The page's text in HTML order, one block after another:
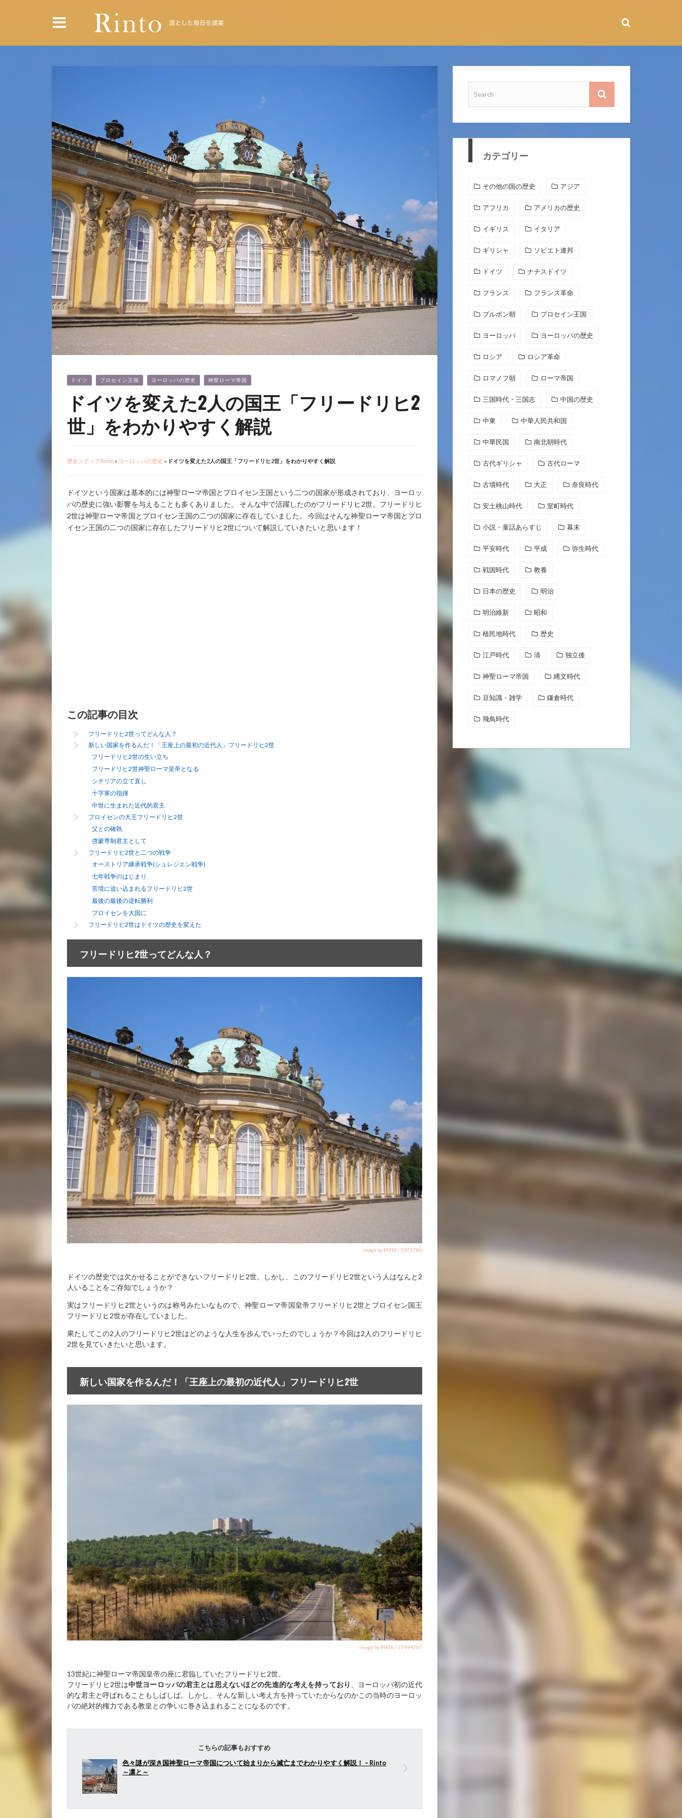
ドイツ プロセイン王国 ヨーロッパの歴史 神聖ローマ帝国
ドイツを変えた2人の国王「フリードリヒ2
世」をわかりやすく解説
歴史メディアRinto » ヨーロッパの歴史 » ドイツを変えた2人の国王「フリードリヒ2世」をわかりやすく解説
ドイツという国家は基本的には神聖ローマ帝国とプロイセン王国という二つの国家が形成されており、ヨーロッ
パの歴史に強い影響を与えることも多くありました。 そんな中で活躍したのがフリードリヒ2世。フリードリヒ
2世は神聖ローマ帝国とプロイセン王国の二つの国家に存在していました。 今回はそんな神聖ローマ帝国とプロ
イセン王国の二つの国家に存在したフリードリヒ2世について解説していきたいと思います！
この記事の目次
フリードリヒ2世ってどんな人？
新しい国家を作るんだ！「王座上の最初の近代人」フリードリヒ2世
フリードリヒ2世の生い立ち
フリードリヒ2世神聖ローマ皇帝となる
シチリアの立て直し
十字軍の指揮
中世に生まれた近代的君主
プロイセンの大王フリードリヒ2世
父との確執
啓蒙専制君主として
フリードリヒ2世と二つの戦争
オーストリア継承戦争(シュレジエン戦争)
七年戦争のはじまり
苦境に追い込まれるフリードリヒ2世
最後の最後の逆転勝利
プロイセンを大国に
フリードリヒ2世はドイツの歴史を変えた
フリードリヒ2世ってどんな人？
image by PIXTA / 3471780
ドイツの歴史では欠かせることができないフリードリヒ2世。しかし、このフリードリヒ2世という人はなんと2
人いることをご存知でしょうか？
実はフリードリヒ2世というのは称号みたいなもので、神聖ローマ帝国皇帝フリードリヒ2世とプロイセン国王
フリードリヒ2世が存在していました。
果たしてこの2人のフリードリヒ2世はどのような人生を歩んでいったのでしょうか？今回は2人のフリードリヒ
2世を見ていきたいと思います。
新しい国家を作るんだ！「王座上の最初の近代人」フリードリヒ2世
image by PIXTA / 15494767
13世紀に神聖ローマ帝国皇帝の座に君臨していたフリードリヒ2世。
フリードリヒ2世は中世ヨーロッパの君主とは思えないほどの先進的な考えを持っており
、ヨーロッパ初の近代
的な君主と呼ばれることもしばしば。しかし、そんな新しい考え方を持っていたからなのかこの当時のヨーロッ
パの絶対的権力である教皇との争いに巻き込まれることになるのです。
こちらの記事もおすすめ
色々謎が深き国神聖ローマ帝国について始まりから滅亡までわかりやすく解説！ – Rinto
～凛と～
カテゴリー
その他の国の歴史 アジア
アフリカ アメリカの歴史
イギリス イタリア
ギリシャ ソビエト連邦
ドイツ ナチスドイツ
フランス フランス革命
ブルボン朝 プロセイン王国
ヨーロッパ ヨーロッパの歴史
ロシア ロシア革命
ロマノフ朝 ローマ帝国
三国時代・三国志 中国の歴史
中東 中華人民共和国
中華民国 南北朝時代
古代ギリシャ 古代ローマ
古墳時代 大正 奈良時代
安土桃山時代 室町時代
小説・童話あらすじ 幕末
平安時代 平成 弥生時代
戦国時代 教養
日本の歴史 明治
明治維新 昭和
植民地時代 歴史
江戸時代 清 独立後
神聖ローマ帝国 縄文時代
豆知識・雑学 鎌倉時代
飛鳥時代